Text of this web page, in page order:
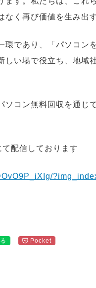
なく再び価値を生み出
環であり、「パソコン
しい場で役立ち、地域
ソコン無料回収を通じ
配信しております
Pocket